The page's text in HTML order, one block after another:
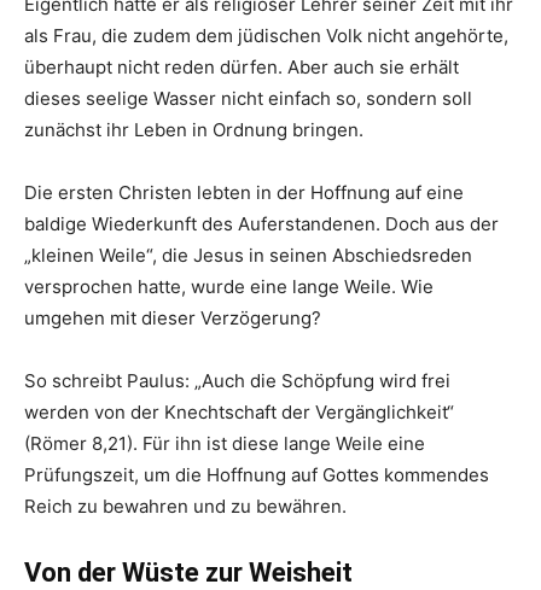
Eigentlich hätte er als religiöser Lehrer seiner Zeit mit ihr
als Frau, die zudem dem jüdischen Volk nicht angehörte,
überhaupt nicht reden dürfen. Aber auch sie erhält
dieses seelige Wasser nicht einfach so, sondern soll
zunächst ihr Leben in Ordnung bringen.
Die ersten Christen lebten in der Hoffnung auf eine
baldige Wiederkunft des Auferstandenen. Doch aus der
„kleinen Weile“, die Jesus in seinen Abschiedsreden
versprochen hatte, wurde eine lange Weile. Wie
umgehen mit dieser Verzögerung?
So schreibt Paulus: „Auch die Schöpfung wird frei
werden von der Knechtschaft der Vergänglichkeit“
(Römer 8,21). Für ihn ist diese lange Weile eine
Prüfungszeit, um die Hoffnung auf Gottes kommendes
Reich zu bewahren und zu bewähren.
Von der Wüste zur Weisheit